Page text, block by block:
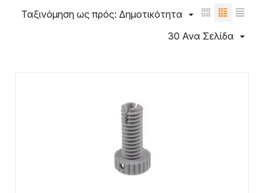
Ταξινόμηση ως πρός: Δημοτικότητα
30 Ανα Σελίδα